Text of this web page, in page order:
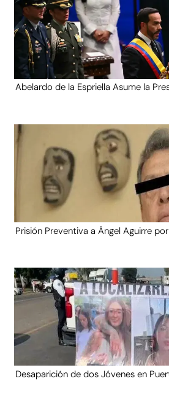
Abelardo de la Espriella Asume la
Prisión Preventiva a Ángel Aguirre
Desaparición de dos Jóvenes en